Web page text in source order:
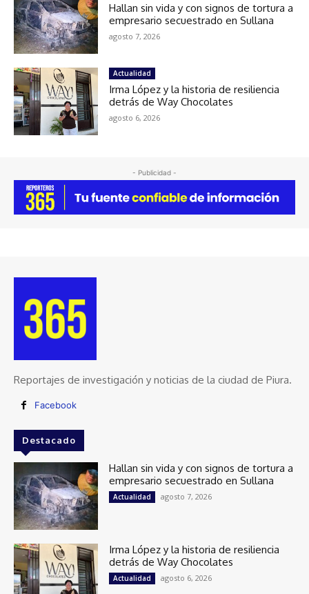
Hallan sin vida y con signos de tortura a
empresario secuestrado en Sullana
agosto 7, 2026
Actualidad
Irma López y la historia de resiliencia
detrás de Way Chocolates
agosto 6, 2026
- Publicidad -
Reportajes de investigación y noticias de la ciudad de Piura.
Facebook
Destacado
Hallan sin vida y con signos de tortura a
empresario secuestrado en Sullana
Actualidad agosto 7, 2026
Irma López y la historia de resiliencia
detrás de Way Chocolates
Actualidad agosto 6, 2026